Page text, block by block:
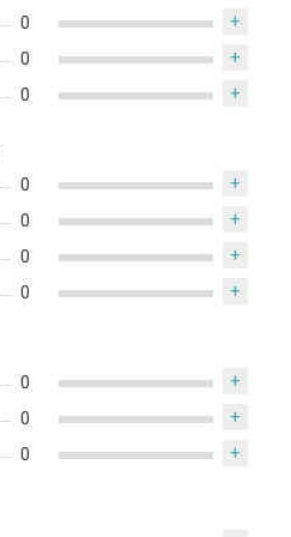
0 +
0 +
0 +
0 +
0 +
0 +
0 +
0 +
0 +
0 +